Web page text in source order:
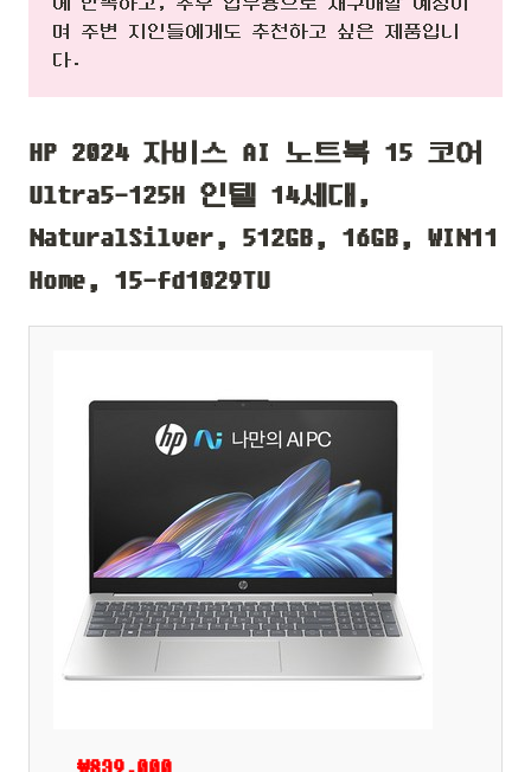
며 주변 지인들에게도 추천하고 싶은 제품입니
다.
HP 2024 자비스 AI 노트북 15 코어
Ultra5-125H 인텔 14세대,
NaturalSilver, 512GB, 16GB, WIN11
Home, 15-fd1029TU
₩839,000